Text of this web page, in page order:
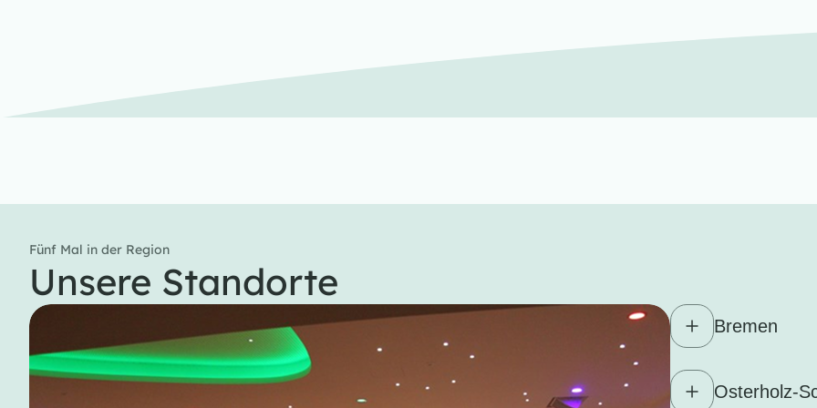
Fünf Mal in der Region
Unsere Standorte
Bremen
Osterholz-